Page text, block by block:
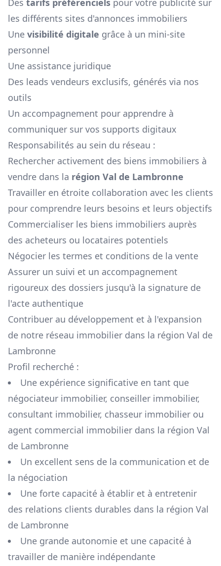
Des tarifs préférenciels pour votre publicité sur
les différents sites d'annonces immobiliers
Une visibilité digitale grâce à un mini-site
personnel
Une assistance juridique
Des leads vendeurs exclusifs, générés via nos
outils
Un accompagnement pour apprendre à
communiquer sur vos supports digitaux
Responsabilités au sein du réseau :
Rechercher activement des biens immobiliers à
vendre dans la région Val de Lambronne
Travailler en étroite collaboration avec les clients
pour comprendre leurs besoins et leurs objectifs
Commercialiser les biens immobiliers auprès
des acheteurs ou locataires potentiels
Négocier les termes et conditions de la vente
Assurer un suivi et un accompagnement
rigoureux des dossiers jusqu'à la signature de
l'acte authentique
Contribuer au développement et à l'expansion
de notre réseau immobilier dans la région Val de
Lambronne
Profil recherché :
Une expérience significative en tant que
négociateur immobilier, conseiller immobilier,
consultant immobilier, chasseur immobilier ou
agent commercial immobilier dans la région Val
de Lambronne
Un excellent sens de la communication et de
la négociation
Une forte capacité à établir et à entretenir
des relations clients durables dans la région Val
de Lambronne
Une grande autonomie et une capacité à
travailler de manière indépendante